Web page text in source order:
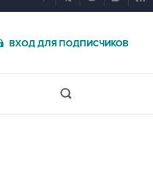
ВХОД ДЛЯ ПОДПИСЧИКОВ